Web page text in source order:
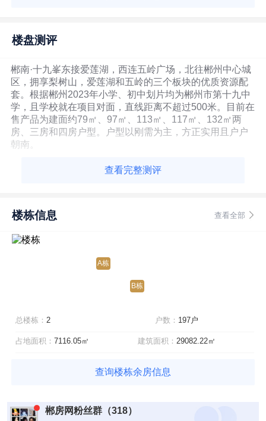
楼盘测评
郴南·十九峯东接爱莲湖，西连五岭广场，北往郴州中心城
区，拥享梨树山，爱莲湖和五岭的三个板块的优质资源配
套。根据郴州2023年小学、初中划片均为郴州市第十九中
学，且学校就在项目对面，直线距离不超过500米。目前在
售产品为建面约79㎡、97㎡、113㎡、117㎡、132㎡两
房、三房和四房户型。户型以刚需为主，方正实用且户户
朝南。
查看完整测评
楼栋信息 查看全部
B栋
A栋
总楼栋： 2 户数： 197户
占地面积： 7116.05㎡ 建筑面积： 29082.22㎡
查询楼栋余房信息
郴房网粉丝群（318）
网友：找你们买房有优惠吗？